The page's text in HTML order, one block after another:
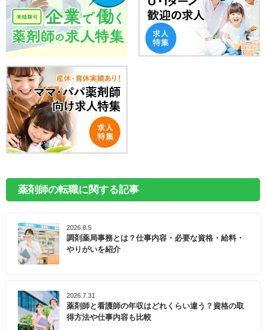
薬剤師の転職に関する記事
2026.8.5
調剤薬局事務とは？仕事内容・必要な資格・給料・
やりがいを紹介
2026.7.31
薬剤師と看護師の年収はどれくらい違う？資格の取
得方法や仕事内容も比較